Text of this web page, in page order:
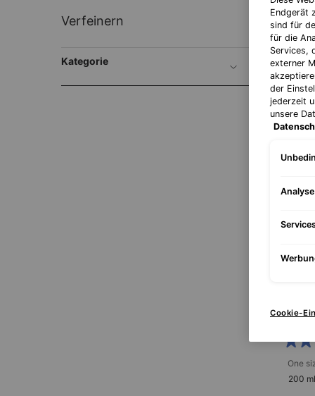
Step Six
Verfeinern
Kategorie
One
200 ml
Endgerät
sind für
für die
Services,
externer
der
jederzeit
unsere
Cookie-